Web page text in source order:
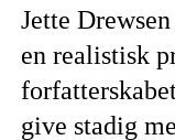
Jette
en realistisk
give stadig